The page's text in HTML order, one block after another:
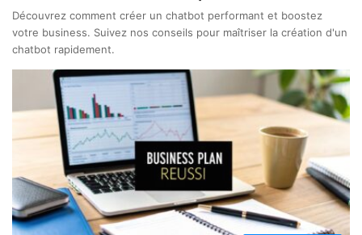
Découvrez comment créer un chatbot performant et boostez
votre business. Suivez nos conseils pour maîtriser la création d'un
chatbot rapidement.